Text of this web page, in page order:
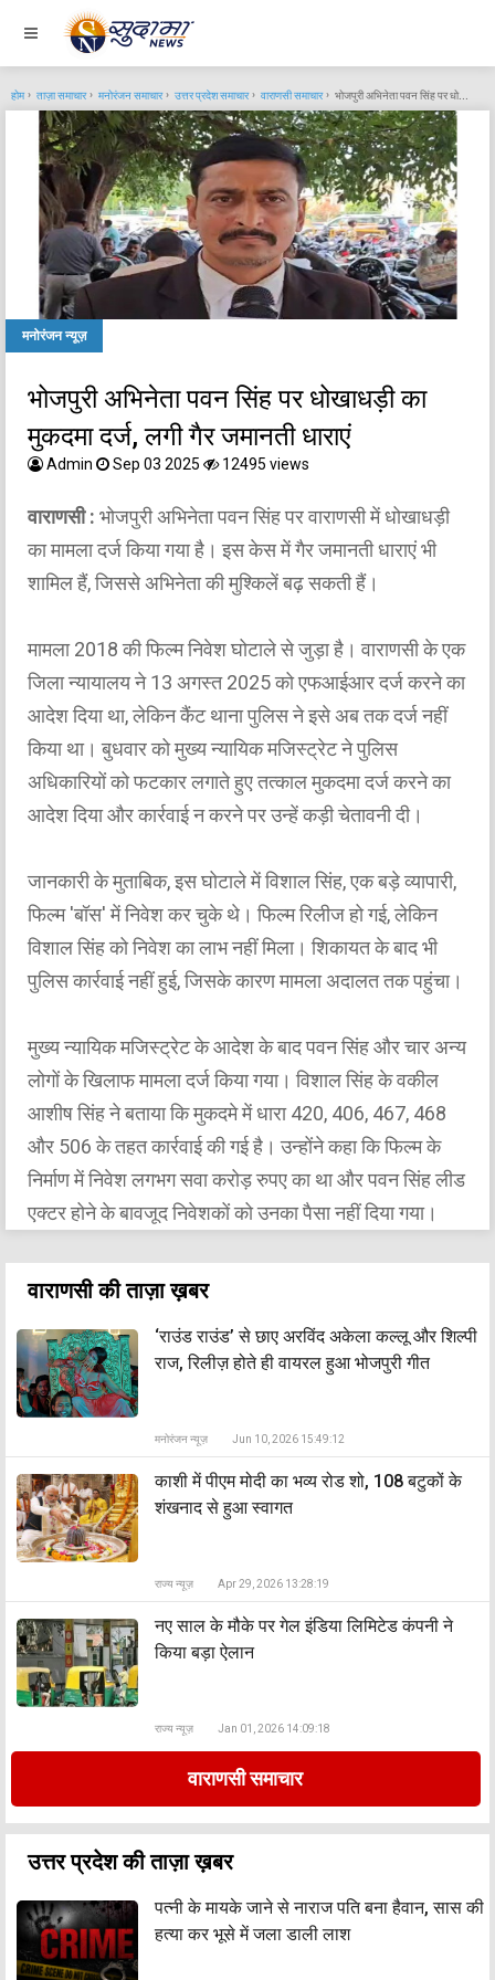
होम ताज़ा समाचार मनोरंजन समाचार उत्तर प्रदेश समाचार वाराणसी समाचार भोजपुरी अभिनेता पवन सिंह पर धोखाधड़ी का मुकदमा दर्ज, लगी गैर जमानती धाराएं
मनोरंजन न्यूज़
भोजपुरी अभिनेता पवन सिंह पर धोखाधड़ी का
मुकदमा दर्ज, लगी गैर जमानती धाराएं
Admin Sep 03 2025 12495 views
वाराणसी : भोजपुरी अभिनेता पवन सिंह पर वाराणसी में धोखाधड़ी
का मामला दर्ज किया गया है। इस केस में गैर जमानती धाराएं भी
शामिल हैं, जिससे अभिनेता की मुश्किलें बढ़ सकती हैं।
मामला 2018 की फिल्म निवेश घोटाले से जुड़ा है। वाराणसी के एक
जिला न्यायालय ने 13 अगस्त 2025 को एफआईआर दर्ज करने का
आदेश दिया था, लेकिन कैंट थाना पुलिस ने इसे अब तक दर्ज नहीं
किया था। बुधवार को मुख्य न्यायिक मजिस्ट्रेट ने पुलिस
अधिकारियों को फटकार लगाते हुए तत्काल मुकदमा दर्ज करने का
आदेश दिया और कार्रवाई न करने पर उन्हें कड़ी चेतावनी दी।
जानकारी के मुताबिक, इस घोटाले में विशाल सिंह, एक बड़े व्यापारी,
फिल्म 'बॉस' में निवेश कर चुके थे। फिल्म रिलीज हो गई, लेकिन
विशाल सिंह को निवेश का लाभ नहीं मिला। शिकायत के बाद भी
पुलिस कार्रवाई नहीं हुई, जिसके कारण मामला अदालत तक पहुंचा।
मुख्य न्यायिक मजिस्ट्रेट के आदेश के बाद पवन सिंह और चार अन्य
लोगों के खिलाफ मामला दर्ज किया गया। विशाल सिंह के वकील
आशीष सिंह ने बताया कि मुकदमे में धारा 420, 406, 467, 468
और 506 के तहत कार्रवाई की गई है। उन्होंने कहा कि फिल्म के
निर्माण में निवेश लगभग सवा करोड़ रुपए का था और पवन सिंह लीड
एक्टर होने के बावजूद निवेशकों को उनका पैसा नहीं दिया गया।
वाराणसी की ताज़ा ख़बर
‘राउंड राउंड’ से छाए अरविंद अकेला कल्लू और शिल्पी
राज, रिलीज़ होते ही वायरल हुआ भोजपुरी गीत
मनोरंजन न्यूज़ Jun 10, 2026 15:49:12
काशी में पीएम मोदी का भव्य रोड शो, 108 बटुकों के
शंखनाद से हुआ स्वागत
राज्य न्यूज़ Apr 29, 2026 13:28:19
नए साल के मौके पर गेल इंडिया लिमिटेड कंपनी ने
किया बड़ा ऐलान
राज्य न्यूज़ Jan 01, 2026 14:09:18
वाराणसी समाचार
उत्तर प्रदेश की ताज़ा ख़बर
पत्नी के मायके जाने से नाराज पति बना हैवान, सास की
हत्या कर भूसे में जला डाली लाश